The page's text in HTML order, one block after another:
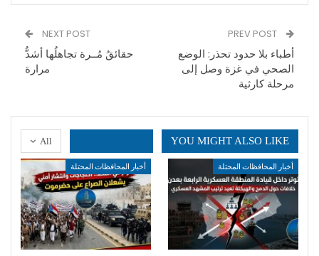
أطباء بلا حدود تحذر: الوضع
الصحي في غزة وصل إلى
مرحلة كارثية
NEXT POST
حقائقُ مُــرة تجاهلُها أشدُّ
مرارة
All YOU MIGHT ALSO LIKE
أخبار المحافظات المحتلة أخبار المحافظات المحتلة